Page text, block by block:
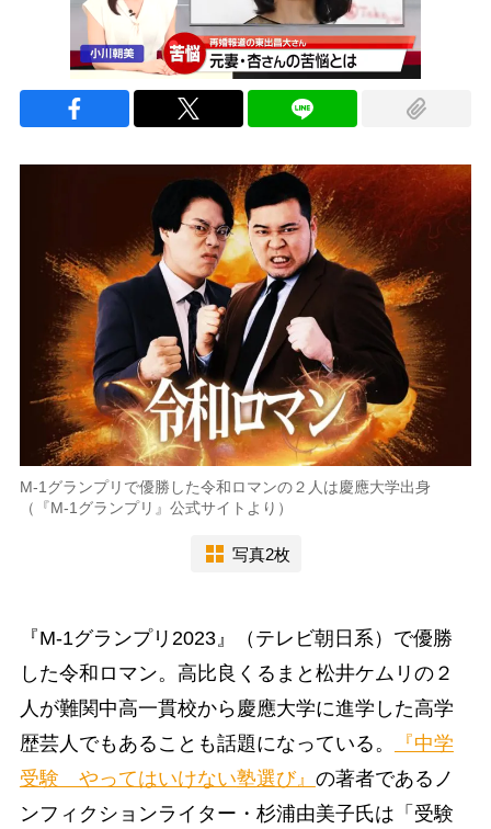
M-1グランプリで優勝した令和ロマンの２人は慶應大学出身
（『M-1グランプリ』公式サイトより）
写真2枚
『M-1グランプリ2023』（テレビ朝日系）で優勝
した令和ロマン。高比良くるまと松井ケムリの２
人が難関中高一貫校から慶應大学に進学した高学
歴芸人でもあることも話題になっている。
『中学
受験 やってはいけない塾選び』 の著者であるノ
ンフィクションライター・杉浦由美子氏は「受験